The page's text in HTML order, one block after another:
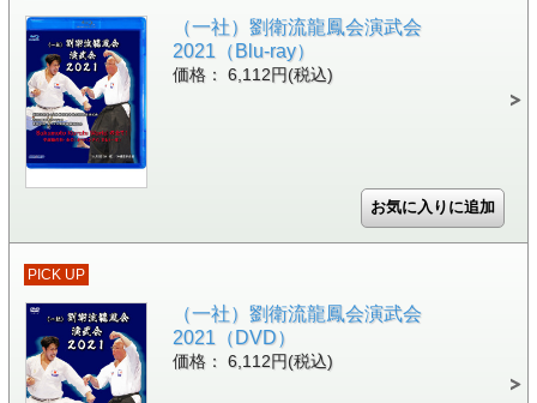
（一社）劉衛流龍鳳会演武会
2021（Blu-ray）
価格： 6,112円(税込)
PICK UP
（一社）劉衛流龍鳳会演武会
2021（DVD）
価格： 6,112円(税込)